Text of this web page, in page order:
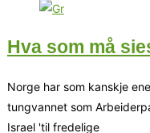
Hva som må
Norge har som kanskje
tungvannet som
Israel 'til fredelige